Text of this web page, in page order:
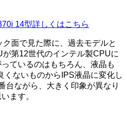
14型詳しくはこちら
面で見た際に、過去モデルと
第12世代のインテル製CPUに
ているのはもちろん、液晶も
くないものからIPS液晶に変化し
台ながら、大きく印象が異なり
ます。